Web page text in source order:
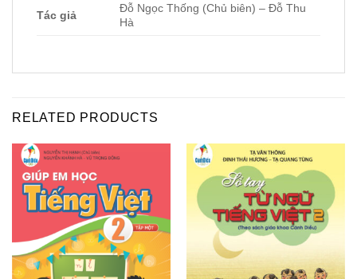
Tác giả
Đỗ Ngọc Thống (Chủ biên) – Đỗ Thu
Hà
RELATED PRODUCTS